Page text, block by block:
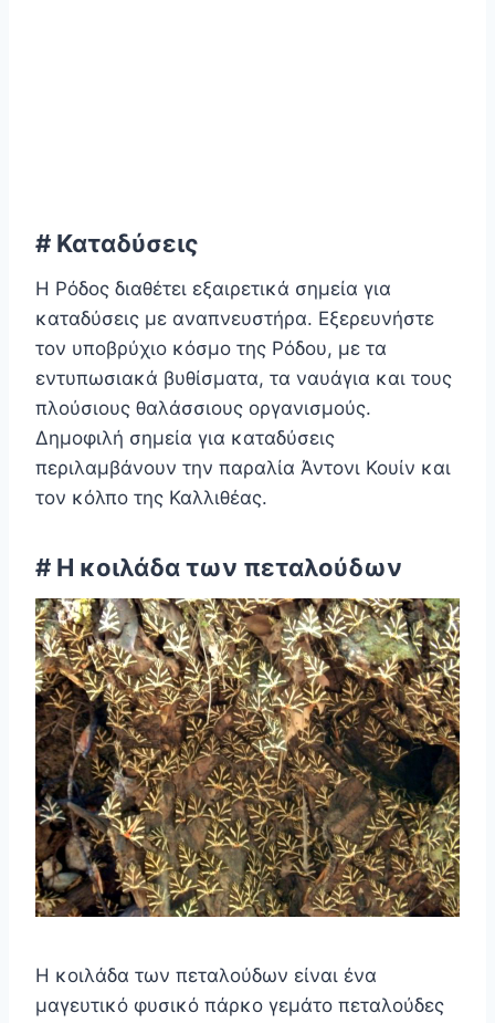
# Καταδύσεις
Η Ρόδος διαθέτει εξαιρετικά σημεία για
καταδύσεις με αναπνευστήρα. Εξερευνήστε
τον υποβρύχιο κόσμο της Ρόδου, με τα
εντυπωσιακά βυθίσματα, τα ναυάγια και τους
πλούσιους θαλάσσιους οργανισμούς.
Δημοφιλή σημεία για καταδύσεις
περιλαμβάνουν την παραλία Άντονι Κουίν και
τον κόλπο της Καλλιθέας.
# Η κοιλάδα των πεταλούδων
Η κοιλάδα των πεταλούδων είναι ένα
μαγευτικό φυσικό πάρκο γεμάτο πεταλούδες